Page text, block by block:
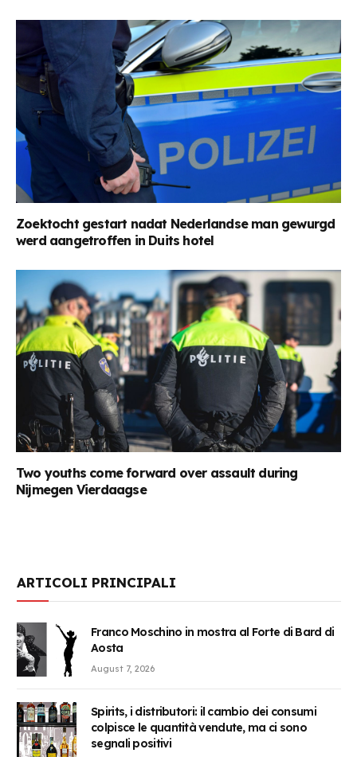
Zoektocht gestart nadat Nederlandse man gewurgd
werd aangetroffen in Duits hotel
Two youths come forward over assault during
Nijmegen Vierdaagse
ARTICOLI PRINCIPALI
Franco Moschino in mostra al Forte di Bard di
Aosta
August 7, 2026
Spirits, i distributori: il cambio dei consumi
colpisce le quantità vendute, ma ci sono
segnali positivi